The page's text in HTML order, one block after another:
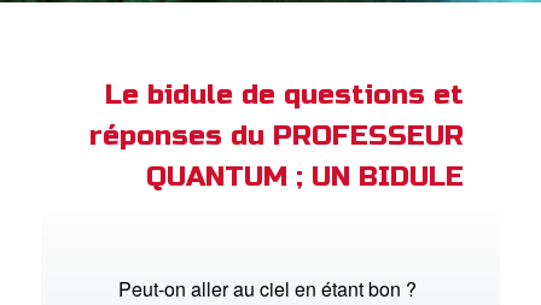
Le bidule de questions et
réponses du PROFESSEUR
QUANTUM ; UN BIDULE
Peut-on aller au ciel en étant bon ?